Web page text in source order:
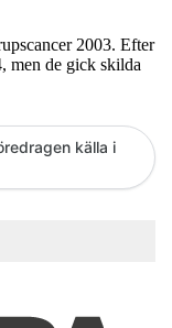
2003. Efter
men de gick skilda
källa i